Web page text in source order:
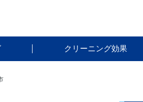
クリーニング効果